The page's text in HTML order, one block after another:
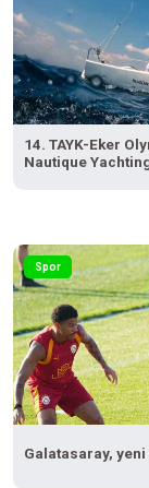
14. TAYK-Eker
Nautique
Spor
Galatasaray, yeni